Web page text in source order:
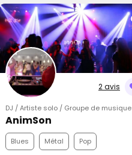
2 avis
DJ / Artiste solo / Groupe de musique
AnimSon
Blues Métal Pop